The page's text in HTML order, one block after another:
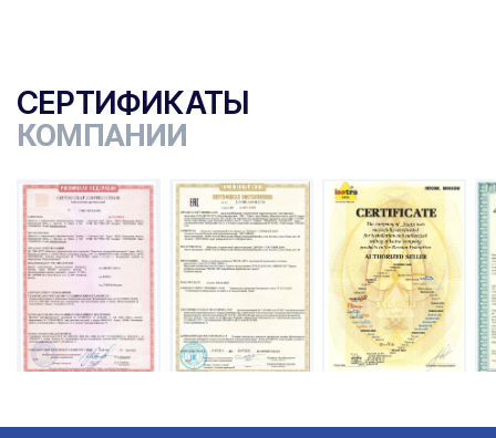
СЕРТИФИКАТЫ
КОМПАНИИ